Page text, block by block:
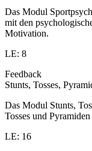
Das Modul
mit den
Motivation.
LE: 8
Feedback
Stunts, Tosses,
Das Modul Stunts,
Tosses und
LE: 16